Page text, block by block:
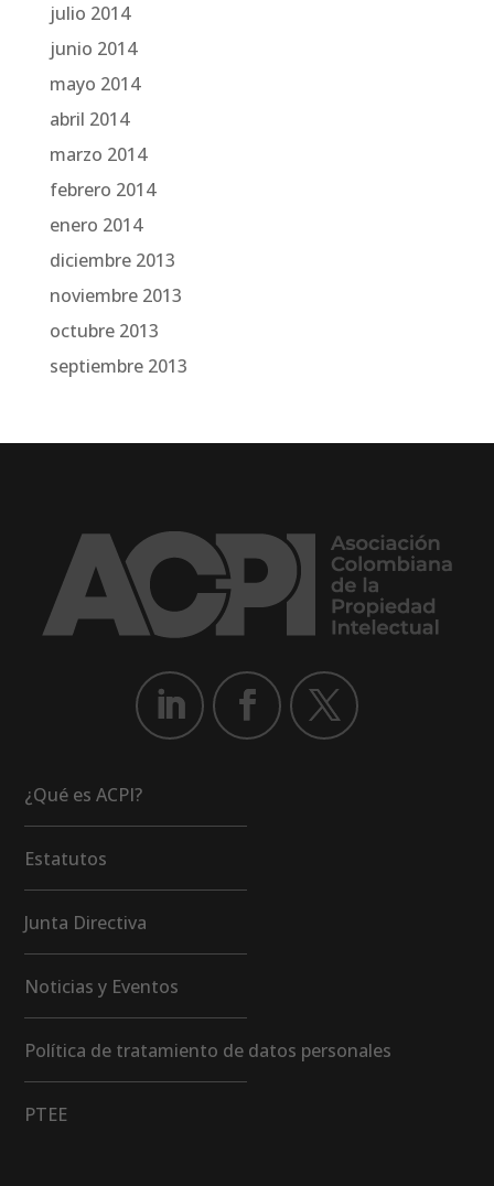
julio 2014
junio 2014
mayo 2014
abril 2014
marzo 2014
febrero 2014
enero 2014
diciembre 2013
noviembre 2013
octubre 2013
septiembre 2013
¿Qué es ACPI?
Estatutos
Junta Directiva
Noticias y Eventos
Política de tratamiento de datos personales
PTEE